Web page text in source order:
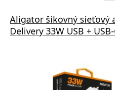
Aligator šikovný sieťový
Delivery 33W USB +